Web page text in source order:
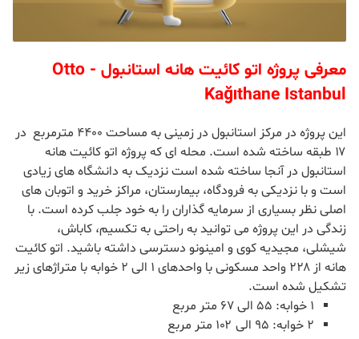
معرفی پروژه اتو کائیت هانه استانبول - Otto
Kağıthane Istanbul
این پروژه در مرکز استانبول در زمینی به مساحت ۴۴۰۰ مترمربع در
۱۷ طبقه ساخته شده است. محله ای که پروژه اتو کائیت هانه
استانبول در آنجا ساخته شده است نزدیک به دانشگاه های زیادی
است و با نزدیکی به فرودگاه، بیمارستان، مراکز خرید و اتوبان های
اصلی نظر بسیاری از سرمایه گذاران را به خود جلب کرده است. با
زندگی در این پروژه می توانید به راحتی به تکسیم، کاباش،
شیشلی، مجیدیه کوی و امینونو دسترسی داشته باشید. اتو کائیت
هانه از ۲۲۸ واحد مسکونی با واحدهای ۱ الی ۲ خوابه با متراژهای زیر
تشکیل شده است.
۱ خوابه: ۵۵ الی ۶۷ متر مربع
۲ خوابه: ۹۵ الی ۱۰۲ متر مربع